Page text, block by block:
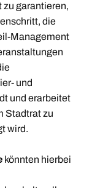
garantieren,
die
Management
und
und erarbeitet
Stadtrat zu
wird.
könnten hierbei